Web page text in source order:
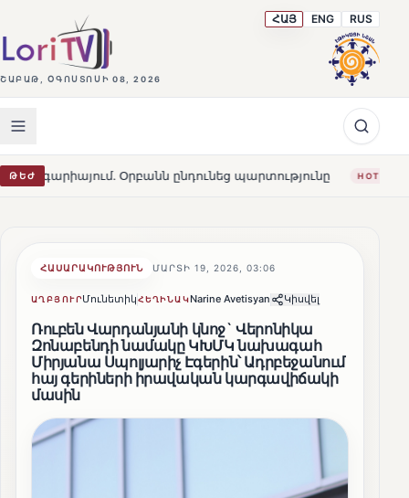
ՇԱԲԱԹ, ՕԳՈՍՏՈՍԻ 08, 2026
ՀԱՅ ENG RUS
ԹԵԺընդունեց պարտությունը HOT Մարթա Կոս.
ՀԱՍԱՐԱԿՈՒԹՅՈՒՆ ՄԱՐՏԻ 19, 2026, 03:06
ԱՂԲՅՈՒՐՄունետիկՀԵՂԻՆԱԿNarine Avetisyan Կիսվել
Ռուբեն Վարդանյանի կնոջ` Վերոնիկա
Զոնաբենդի նամակը ԿԽՄԿ նախագահ
Միրյանա Սպոլյարիչ Էգերին՝ Ադրբեջանում
հայ գերիների իրավական կարգավիճակի
մասին